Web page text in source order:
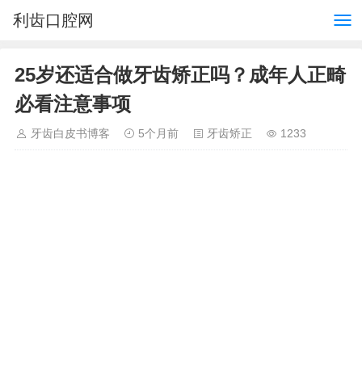
利齿口腔网
25岁还适合做牙齿矫正吗？成年人正畸
必看注意事项
牙齿白皮书博客 5个月前 牙齿矫正 1233